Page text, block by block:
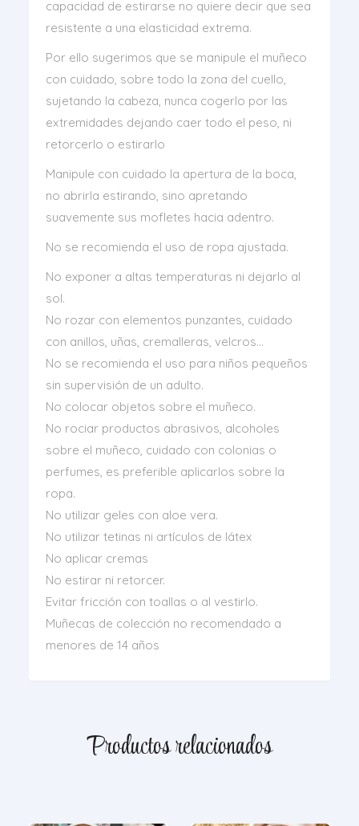
capacidad de estirarse no quiere decir que sea
resistente a una elasticidad extrema.
Por ello sugerimos que se manipule el muñeco
con cuidado, sobre todo la zona del cuello,
sujetando la cabeza, nunca cogerlo por las
extremidades dejando caer todo el peso, ni
retorcerlo o estirarlo
Manipule con cuidado la apertura de la boca,
no abrirla estirando, sino apretando
suavemente sus mofletes hacia adentro.
No se recomienda el uso de ropa ajustada.
No exponer a altas temperaturas ni dejarlo al
sol.
No rozar con elementos punzantes, cuidado
con anillos, uñas, cremalleras, velcros…
No se recomienda el uso para niños pequeños
sin supervisión de un adulto.
No colocar objetos sobre el muñeco.
No rociar productos abrasivos, alcoholes
sobre el muñeco, cuidado con colonias o
perfumes, es preferible aplicarlos sobre la
ropa.
No utilizar geles con aloe vera.
No utilizar tetinas ni artículos de látex
No aplicar cremas
No estirar ni retorcer.
Evitar fricción con toallas o al vestirlo.
Muñecas de colección no recomendado a
menores de 14 años
Productos relacionados